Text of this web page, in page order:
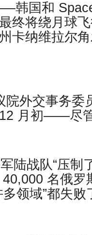
韩国和
终将绕月球
卡纳维拉尔
院外交事务委
月初——尽管
陆战队“压制
名俄罗
领域”都失败